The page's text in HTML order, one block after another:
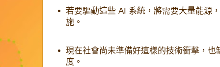
若要驅動這些 AI 系統，將需要大量能源
施。
現在社會尚未準備好這樣的技術衝擊，也
度。